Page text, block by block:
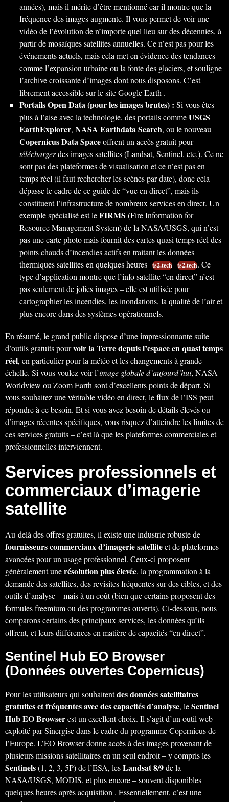
années), mais il mérite d’être mentionné car il montre que la
fréquence des images augmente. Il vous permet de voir une
vidéo de l’évolution de n’importe quel lieu sur des décennies, à
partir de mosaïques satellites annuelles. Ce n’est pas pour les
événements actuels, mais cela met en évidence des tendances
comme l’expansion urbaine ou la fonte des glaciers, et souligne
l’archive croissante d’images dont nous disposons. C’est
librement accessible sur le site Google Earth .
Portails Open Data (pour les images brutes) : Si vous êtes
plus à l’aise avec la technologie, des portails commeUSGS
EarthExplorer, NASA Earthdata Search, ou le nouveau
Copernicus Data Spaceoffrent un accès gratuit pour
téléchargerdes images satellites (Landsat, Sentinel, etc.). Ce ne
sont pas des plateformes de visualisation et ce n’est pas en
temps réel (il faut rechercher les scènes par date), donc cela
dépasse le cadre de ce guide de “vue en direct”, mais ils
constituent l’infrastructure de nombreux services en direct. Un
exemple spécialisé est leFIRMS (Fire Information for
Resource Management System) de la NASA/USGS, qui n’est
pas une carte photo mais fournit des cartes quasi temps réel des
points chauds d’incendies actifs en traitant les données
thermiques satellites en quelques heures ts2.tech ts2.tech. Ce
type d’application montre que l’info satellite “en direct” n’est
pas seulement de jolies images – elle est utilisée pour
cartographier les incendies, les inondations, la qualité de l’air et
plus encore dans des systèmes opérationnels.
En résumé, le grand public dispose d’une impressionnante suite
d’outils gratuits pourvoir la Terre depuis l’espace en quasi temps
réel, en particulier pour la météo et les changements à grande
échelle. Si vous voulez voir l’image globale d’aujourd’hui, NASA
Worldview ou Zoom Earth sont d’excellents points de départ. Si
vous souhaitez une véritable vidéo en direct, le flux de l’ISS peut
répondre à ce besoin. Et si vous avez besoin de détails élevés ou
d’images récentes spécifiques, vous risquez d’atteindre les limites de
ces services gratuits – c’est là que les plateformes commerciales et
professionnelles interviennent.
Services professionnels et
commerciaux d’imagerie
satellite
Au-delà des offres gratuites, il existe une industrie robuste de
fournisseurs commerciaux d’imagerie satelliteet de plateformes
avancées pour un usage professionnel. Ceux-ci proposent
généralement unerésolution plus élevée, la programmation à la
demande des satellites, des revisites fréquentes sur des cibles, et des
outils d’analyse – mais à un coût (bien que certains proposent des
formules freemium ou des programmes ouverts). Ci-dessous, nous
comparons certains des principaux services, les données qu’ils
offrent, et leurs différences en matière de capacités “en direct”.
Sentinel Hub EO Browser
(Données ouvertes Copernicus)
Pour les utilisateurs qui souhaitentdes données satellitaires
gratuites et fréquentes avec des capacités d’analyse, leSentinel
Hub EO Browserest un excellent choix. Il s’agit d’un outil web
exploité par Sinergise dans le cadre du programme Copernicus de
l’Europe. L’EO Browser donne accès à des images provenant de
plusieurs missions satellitaires en un seul endroit – y compris les
Sentinels(1, 2, 3, 5P) de l’ESA, lesLandsat 8/9de la
NASA/USGS, MODIS, et plus encore – souvent disponibles
quelques heures après acquisition . Essentiellement, c’est une